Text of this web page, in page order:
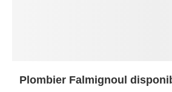
Plombier Falmignoul